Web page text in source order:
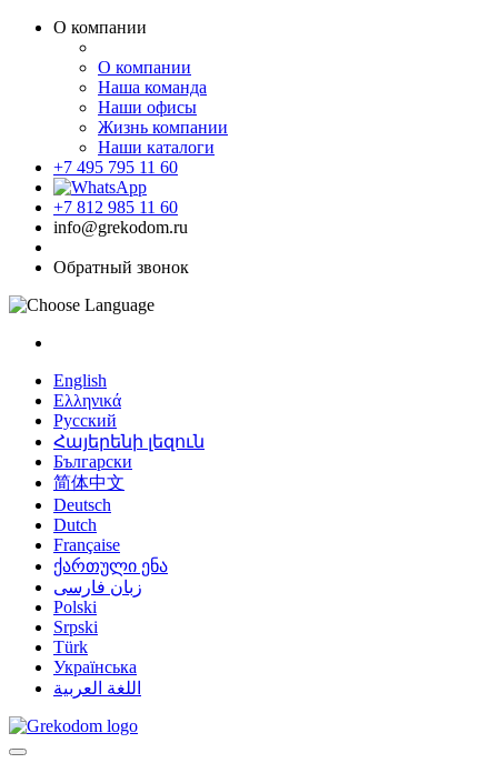
О компании
О компании
Наша команда
Наши офисы
Жизнь компании
Наши каталоги
+7 495 795 11 60
+7 812 985 11 60
info@grekodom.ru
Обратный звонок
English
Ελληνικά
Русский
Հայերենի լեզուն
Български
简体中文
Deutsch
Dutch
Française
ქართული ენა
زبان فارسی
Polski
Srpski
Türk
Українська
اللغة العربية